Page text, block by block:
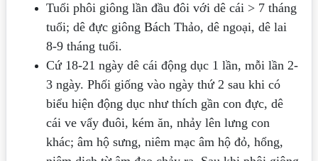
Tuổi phôi giông lần đầu đôi với dê cái > 7 tháng
tuổi; dê đực giông Bách Thảo, dê ngoại, dê lai
8-9 tháng tuổi.
Cứ 18-21 ngày dê cái động dục 1 lần, mỗi lần 2-
3 ngày. Phối giống vào ngày thứ 2 sau khi có
biểu hiện động dục như thích gần con đực, dê
cái ve vẩy đuôi, kém ăn, nhảy lên lưng con
khác; âm hộ sưng, niêm mạc âm hộ đỏ, hổng,